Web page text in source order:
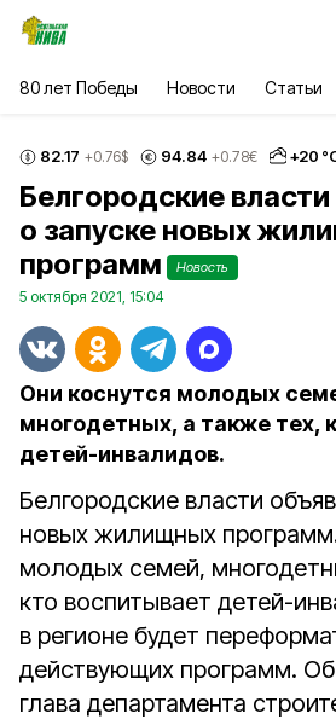
80 лет Победы Новости Статьи
82.17 +0.76$ 94.84 +0.78€ +20
Белгородские
о запуске новых
программ
Новость
5 октября 2021, 15:04
Они коснутся молодых
многодетных, а также тех,
детей-инвалидов.
Белгородские власти
новых жилищных
молодых семей,
кто воспитывает детей-
в регионе будет
действующих программ. Об
глава департамента